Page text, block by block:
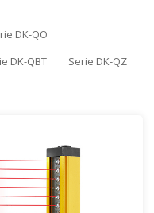
DK-QO
DK-QBT
Serie DK-QZ